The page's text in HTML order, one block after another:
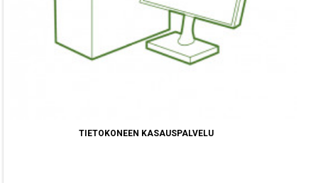
TIETOKONEEN KASAUSPALVELU